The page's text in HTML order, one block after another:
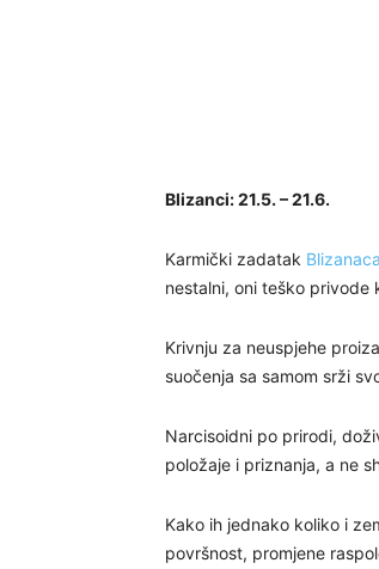
Blizanci: 21.5. – 21.6.
Karmički zadatak Blizanaca
nestalni, oni teško privode
Krivnju za neuspjehe
suočenja sa samom srži
Narcisoidni po prirodi,
položaje i priznanja, a ne
Kako ih jednako koliko i
površnost, promjene